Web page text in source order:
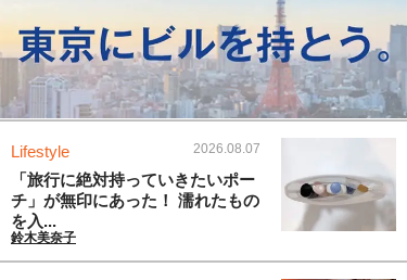
Lifestyle 2026.08.07
「旅行に絶対持っていきたいポー
チ」が無印にあった！ 濡れたもの
を入...
鈴木美奈子